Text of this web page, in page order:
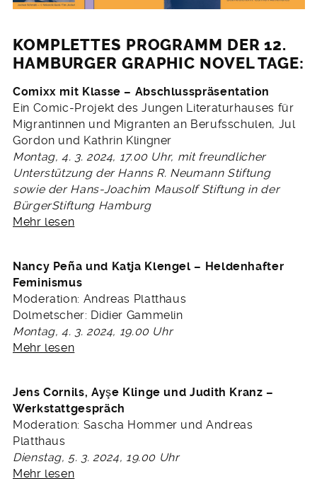
KOMPLETTES PROGRAMM DER 12.
HAMBURGER GRAPHIC NOVEL TAGE:
Comixx mit Klasse – Abschlusspräsentation
Ein Comic-Projekt des Jungen Literaturhauses für
Migrantinnen und Migranten an Berufsschulen, Jul
Gordon und Kathrin Klingner
Montag, 4. 3. 2024, 17.00 Uhr, mit freundlicher
Unterstützung der Hanns R. Neumann Stiftung
sowie der Hans-Joachim Mausolf Stiftung in der
BürgerStiftung Hamburg
Mehr lesen
Nancy Peña und Katja Klengel – Heldenhafter
Feminismus
Moderation: Andreas Platthaus
Dolmetscher: Didier Gammelin
Montag, 4. 3. 2024, 19.00 Uhr
Mehr lesen
Jens Cornils, Ayşe Klinge und Judith Kranz –
Werkstattgespräch
Moderation: Sascha Hommer und Andreas
Platthaus
Dienstag, 5. 3. 2024, 19.00 Uhr
Mehr lesen